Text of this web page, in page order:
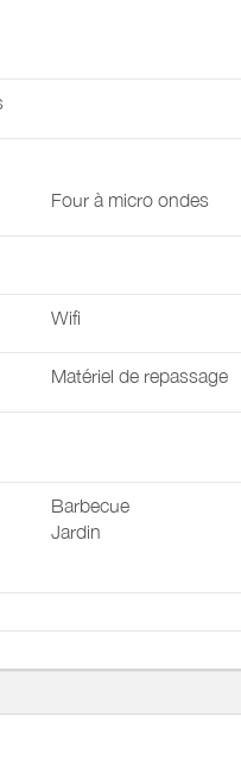
Four à micro ondes
Wifi
Matériel de repassage
Barbecue
Jardin